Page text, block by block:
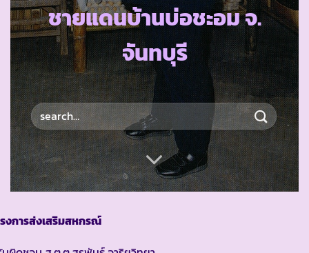
ชายแดนบ้านบ่อชะอม จ.
จันทบุรี
งการส่งเสริมสหกรณ์